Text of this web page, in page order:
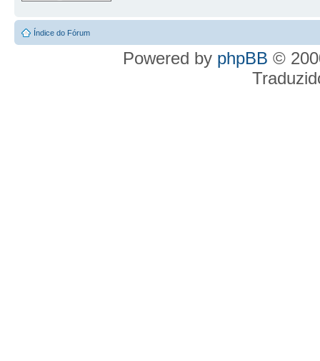
Índice do Fórum
Powered by phpBB ©